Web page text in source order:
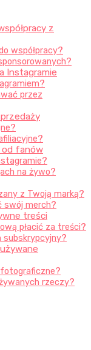
z
współpracy?
Instagramie
przez
od fanów
na żywo?
z Twoją marką?
swój merch?
treści
płacić za treści?
subskrypcyjny?
rzeczy?